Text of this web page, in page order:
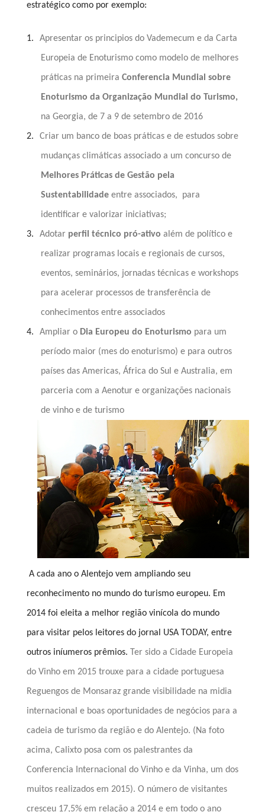
estratégico como por exemplo:
1. Apresentar os principios do Vademecum e da Carta
Europeia de Enoturismo como modelo de melhores
práticas na primeira Conferencia Mundial sobre
Enoturismo da Organização Mundial do Turismo,
na Georgia, de 7 a 9 de setembro de 2016
2. Criar um banco de boas práticas e de estudos sobre
mudanças climáticas associado a um concurso de
Melhores Práticas de Gestão pela
Sustentabilidadeentre associados, para
identificar e valorizar iniciativas;
3. Adotar perfil técnico pró-ativo além de político e
realizar programas locais e regionais de cursos,
eventos, seminários, jornadas técnicas e workshops
para acelerar processos de transferência de
conhecimentos entre associados
4. Ampliar o Dia Europeu do Enoturismo para um
período maior (mes do enoturismo) e para outros
países das Americas, África do Sul e Australia, em
parceria com a Aenotur e organizações nacionais
de vinho e de turismo
A cada ano o Alentejo vem ampliando seu
reconhecimento no mundo do turismo europeu. Em
2014 foi eleita a melhor região vinícola do mundo
para visitar pelos leitores do jornal USA TODAY, entre
outros iníumeros prêmios. Ter sido a Cidade Europeia
do Vinho em 2015 trouxe para a cidade portuguesa
Reguengos de Monsaraz grande visibilidade na midia
internacional e boas oportunidades de negócios para a
cadeia de turismo da região e do Alentejo. (Na foto
acima, Calixto posa com os palestrantes da
Conferencia Internacional do Vinho e da Vinha, um dos
muitos realizados em 2015). O número de visitantes
cresceu 17,5% em relação a 2014 e em todo o ano